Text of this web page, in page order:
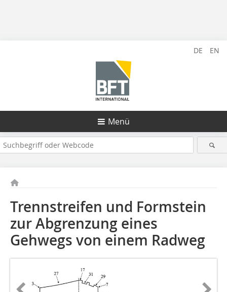
DE EN
Menü
Trennstreifen und Formstein
zur Abgrenzung ­eines
Gehwegs von einem Radweg